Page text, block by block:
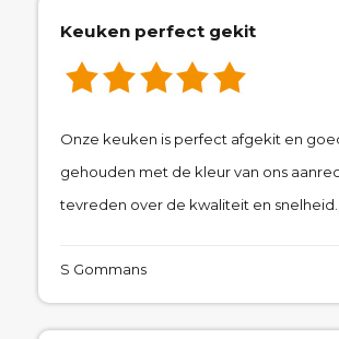
Keuken perfect gekit
Onze keuken is perfect afgekit en
gehouden met de kleur van ons
tevreden over de kwaliteit en snelheid.
S Gommans